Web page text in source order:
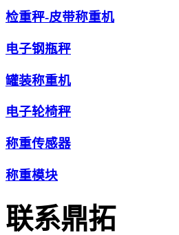
检重秤-皮带称重机
电子钢瓶秤
罐装称重机
电子轮椅秤
称重传感器
称重模块
联系鼎拓